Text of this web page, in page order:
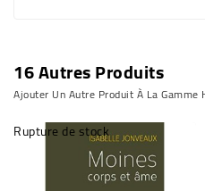
16 Autres Produits
Ajouter Un Autre Produit À La Gamme
Rupture de stock